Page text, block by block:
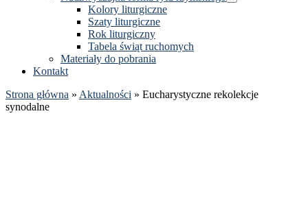
Kolory liturgiczne
Szaty liturgiczne
Rok liturgiczny
Tabela świąt ruchomych
Materiały do pobrania
Kontakt
Strona główna » Aktualności » Eucharystyczne rekolekcje
synodalne